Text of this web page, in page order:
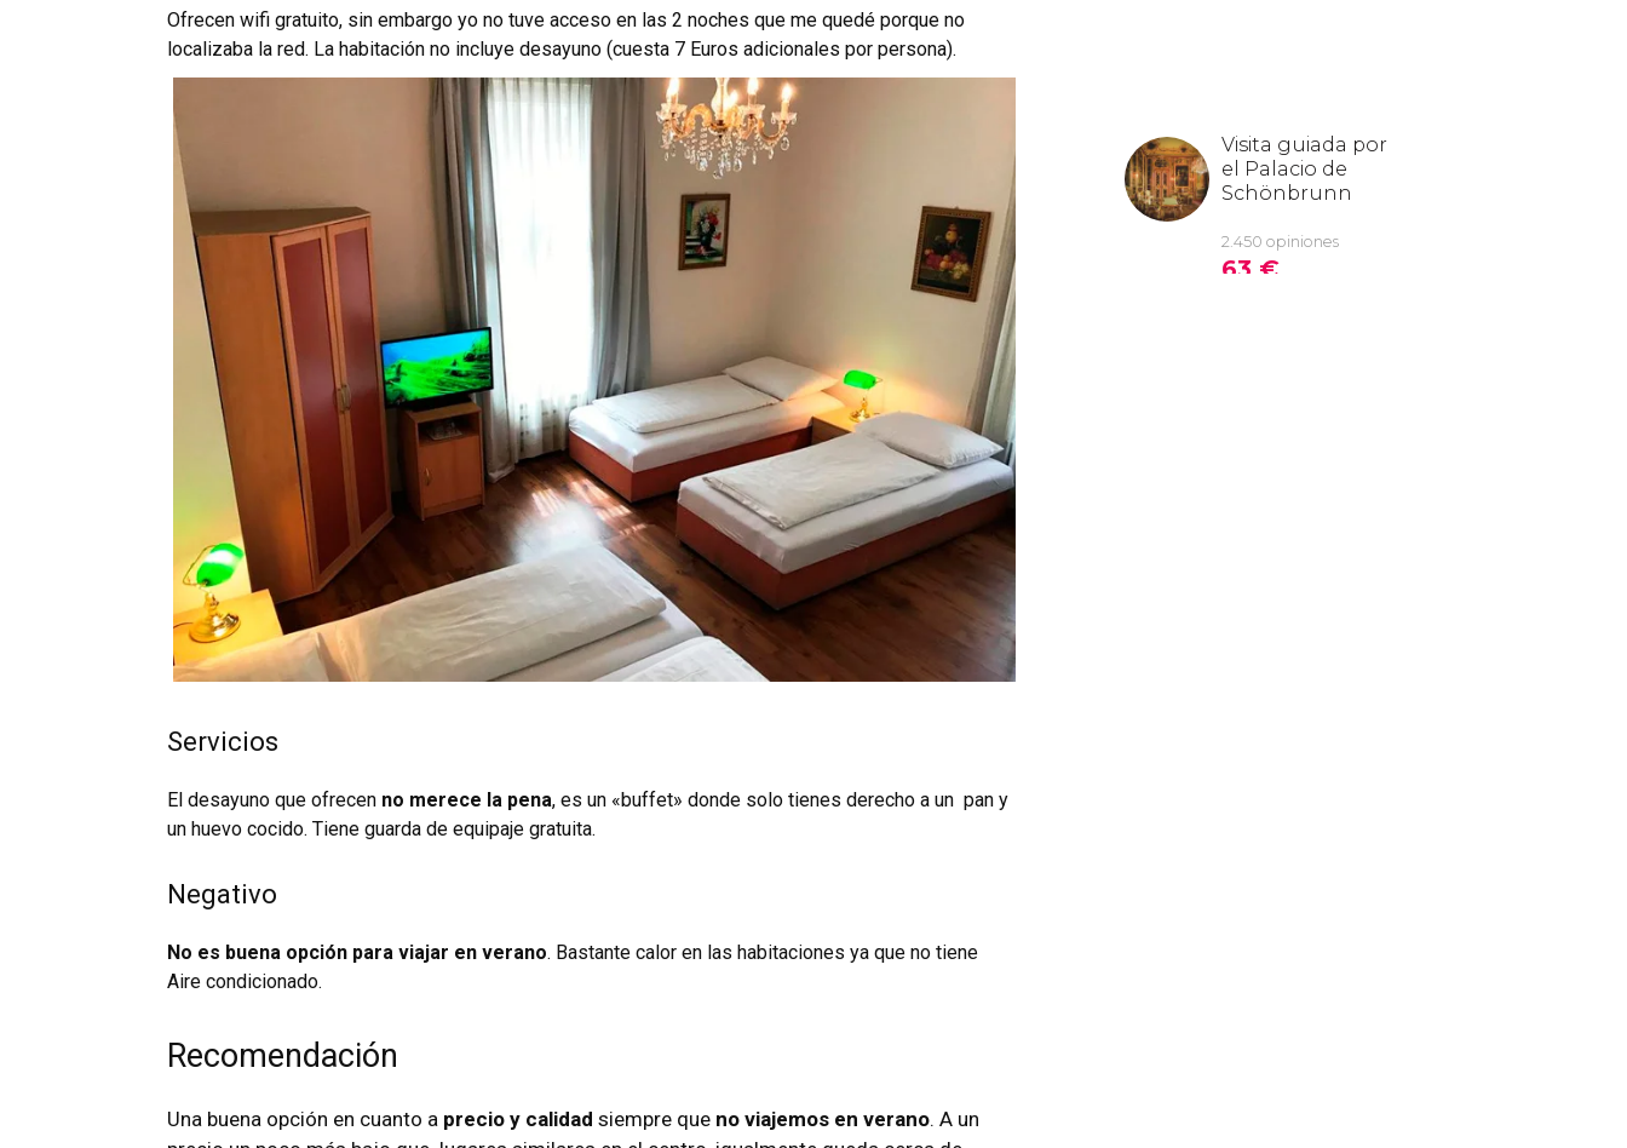
Ofrecen wifi gratuito, sin embargo yo no tuve acceso en las 2 noches que me quedé porque no
localizaba la red. La habitación no incluye desayuno (cuesta 7 Euros adicionales por persona).
Servicios
El desayuno que ofrecen no merece la pena, es un «buffet» donde solo tienes derecho a un pan y
un huevo cocido. Tiene guarda de equipaje gratuita.
Negativo
No es buena opción para viajar en verano. Bastante calor en las habitaciones ya que no tiene
Aire condicionado.
Recomendación
Una buena opción en cuanto a precio y calidad siempre que no viajemos en verano. A un